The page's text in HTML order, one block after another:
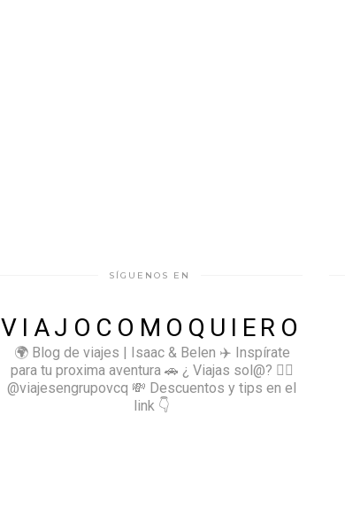
SÍGUENOS EN
VIAJOCOMOQUIERO
🌍 Blog de viajes | Isaac & Belen ✈️ Inspírate
para tu proxima aventura 🚗 ¿ Viajas sol@? 👉🏻
@viajesengrupovcq 💸 Descuentos y tips en el
link 👇